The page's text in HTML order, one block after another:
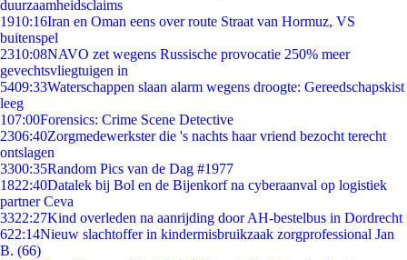
duurzaamheidsclaims
1910:16Iran en Oman eens over route Straat van Hormuz, VS
buitenspel
2310:08NAVO zet wegens Russische provocatie 250% meer
gevechtsvliegtuigen in
5409:33Waterschappen slaan alarm wegens droogte: Gereedschapskist
leeg
107:00Forensics: Crime Scene Detective
2306:40Zorgmedewerkster die 's nachts haar vriend bezocht terecht
ontslagen
3300:35Random Pics van de Dag #1977
1822:40Datalek bij Bol en de Bijenkorf na cyberaanval op logistiek
partner Ceva
3322:27Kind overleden na aanrijding door AH-bestelbus in Dordrecht
622:14Nieuw slachtoffer in kindermisbruikzaak zorgprofessional Jan
B. (66)